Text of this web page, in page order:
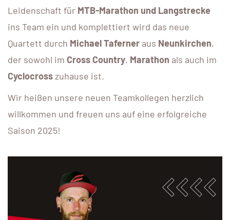
Leidenschaft für MTB-Marathon und Langstrecke
ins Team ein und komplettiert wird das neue
Quartett durch Michael Taferner aus Neunkirchen,
der sowohl im Cross Country, Marathon als auch im
Cyclocrosszuhause ist.
Wir heißen unsere neuen Teamkollegen herzlich
willkommen und freuen uns auf eine erfolgreiche
Saison 2025!